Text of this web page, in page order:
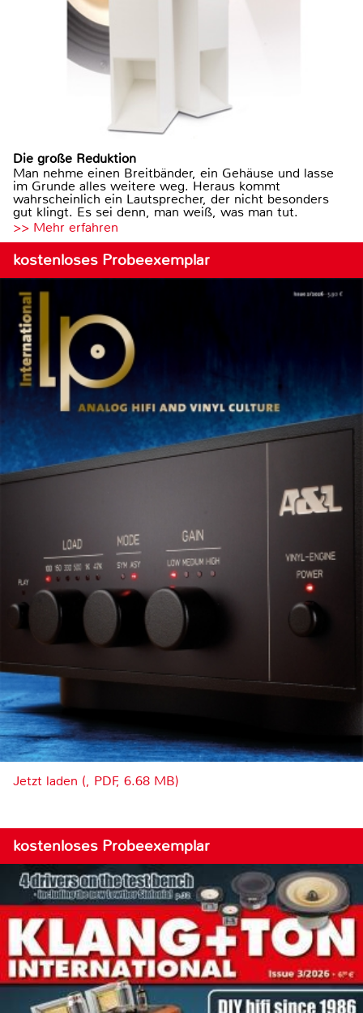
Die große Reduktion
Man nehme einen Breitbänder, ein Gehäuse und lasse
im Grunde alles weitere weg. Heraus kommt
wahrscheinlich ein Lautsprecher, der nicht besonders
gut klingt. Es sei denn, man weiß, was man tut.
>> Mehr erfahren
kostenloses Probeexemplar
Jetzt laden (, PDF, 6.68 MB)
kostenloses Probeexemplar